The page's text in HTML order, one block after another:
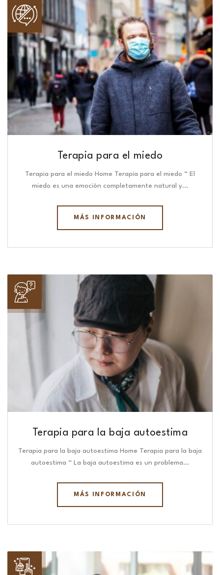
Terapia para el miedo
Terapia para el miedo Home Terapia para el miedo “ El
miedo es una emoción completamente natural y…
MÁS INFORMACIÓN
Terapia para la baja autoestima
Terapia para la baja autoestima Home Terapia para la baja
autoestima “ La baja autoestima es un problema…
MÁS INFORMACIÓN